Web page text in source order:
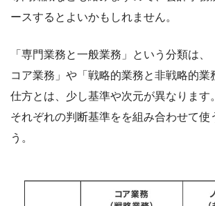
ースするとよいかもしれません。
「専門業務と一般業務」という分類は
コア業務」や「戦略的業務と非戦略的業
仕方とは、少し基準や次元が異なります
それぞれの判断基準をを組み合わせて使
う。